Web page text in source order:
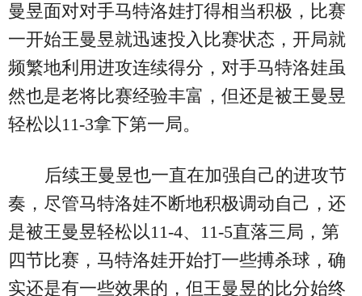
曼昱面对对手马特洛娃打得相当积极，比赛
一开始王曼昱就迅速投入比赛状态，开局就
频繁地利用进攻连续得分，对手马特洛娃虽
然也是老将比赛经验丰富，但还是被王曼昱
轻松以11-3拿下第一局。
后续王曼昱也一直在加强自己的进攻节
奏，尽管马特洛娃不断地积极调动自己，还
是被王曼昱轻松以11-4、11-5直落三局，第
四节比赛，马特洛娃开始打一些搏杀球，确
实还是有一些效果的，但王曼昱的比分始终